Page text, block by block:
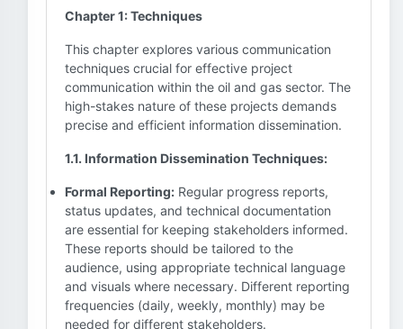
Chapter 1: Techniques
This chapter explores various communication
techniques crucial for effective project
communication within the oil and gas sector. The
high-stakes nature of these projects demands
precise and efficient information dissemination.
1.1. Information Dissemination Techniques:
Formal Reporting: Regular progress reports,
status updates, and technical documentation
are essential for keeping stakeholders informed.
These reports should be tailored to the
audience, using appropriate technical language
and visuals where necessary. Different reporting
frequencies (daily, weekly, monthly) may be
needed for different stakeholders.